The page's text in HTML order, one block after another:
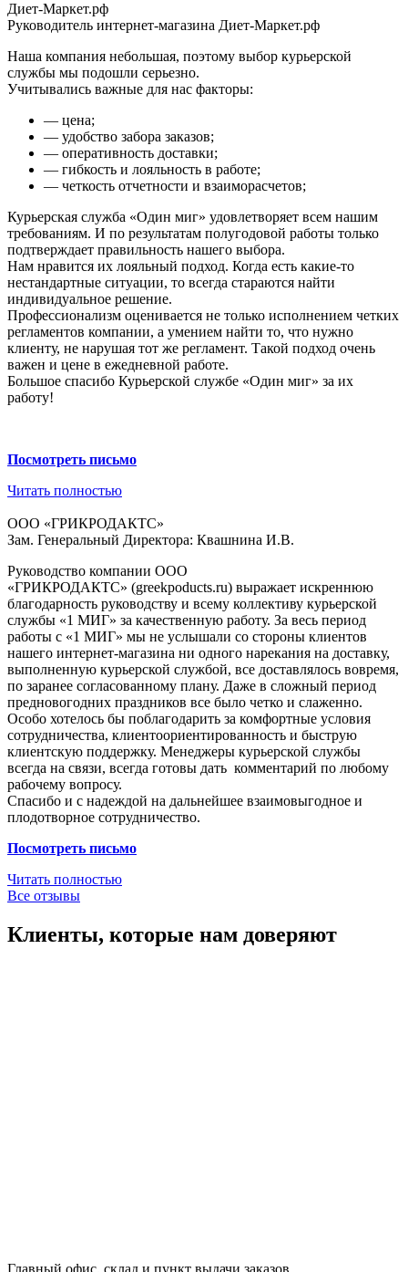
Диет-Маркет.рф
Руководитель интернет-магазина Диет-Маркет.рф
Наша компания небольшая, поэтому выбор курьерской
службы мы подошли серьезно.
Учитывались важные для нас факторы:
— цена;
— удобство забора заказов;
— оперативность доставки;
— гибкость и лояльность в работе;
— четкость отчетности и взаиморасчетов;
Курьерская служба «Один миг» удовлетворяет всем нашим
требованиям. И по результатам полугодовой работы только
подтверждает правильность нашего выбора.
Нам нравится их лояльный подход. Когда есть какие-то
нестандартные ситуации, то всегда стараются найти
индивидуальное решение.
Профессионализм оценивается не только исполнением четких
регламентов компании, а умением найти то, что нужно
клиенту, не нарушая тот же регламент. Такой подход очень
важен и цене в ежедневной работе.
Большое спасибо Курьерской службе «Один миг» за их
работу!
Посмотреть письмо
Читать полностью
ООО «ГРИКРОДАКТС»
Зам. Генеральный Директора: Квашнина И.В.
Руководство компании ООО
«ГРИКРОДАКТС» (greekpoducts.ru) выражает искреннюю
благодарность руководству и всему коллективу курьерской
службы «1 МИГ» за качественную работу. За весь период
работы с «1 МИГ» мы не услышали со стороны клиентов
нашего интернет-магазина ни одного нарекания на доставку,
выполненную курьерской службой, все доставлялось вовремя,
по заранее согласованному плану. Даже в сложный период
предновогодних праздников все было четко и слаженно.
Особо хотелось бы поблагодарить за комфортные условия
сотрудничества, клиентоориентированность и быструю
клиентскую поддержку. Менеджеры курьерской службы
всегда на связи, всегда готовы дать комментарий по любому
рабочему вопросу.
Спасибо и с надеждой на дальнейшее взаимовыгодное и
плодотворное сотрудничество.
Посмотреть письмо
Читать полностью
Все отзывы
Клиенты, которые нам доверяют